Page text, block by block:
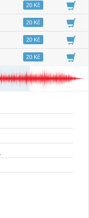
01:2120 Kč
02:1920 Kč
02:5120 Kč
03:3520 Kč